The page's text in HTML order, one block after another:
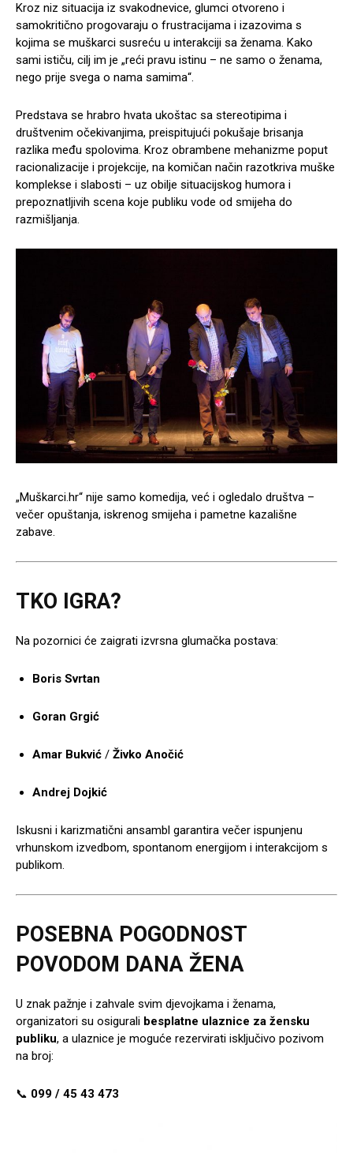
Kroz niz situacija iz svakodnevice, glumci otvoreno i
samokritično progovaraju o frustracijama i izazovima s
kojima se muškarci susreću u interakciji sa ženama. Kako
sami ističu, cilj im je „reći pravu istinu – ne samo o ženama,
nego prije svega o nama samima“.
Predstava se hrabro hvata ukoštac sa stereotipima i
društvenim očekivanjima, preispitujući pokušaje brisanja
razlika među spolovima. Kroz obrambene mehanizme poput
racionalizacije i projekcije, na komičan način razotkriva muške
komplekse i slabosti – uz obilje situacijskog humora i
prepoznatljivih scena koje publiku vode od smijeha do
razmišljanja.
„Muškarci.hr“ nije samo komedija, već i ogledalo društva –
večer opuštanja, iskrenog smijeha i pametne kazališne
zabave.
TKO IGRA?
Na pozornici će zaigrati izvrsna glumačka postava:
Boris Svrtan
Goran Grgić
Amar Bukvić / Živko Anočić
Andrej Dojkić
Iskusni i karizmatični ansambl garantira večer ispunjenu
vrhunskom izvedbom, spontanom energijom i interakcijom s
publikom.
POSEBNA POGODNOST
POVODOM DANA ŽENA
U znak pažnje i zahvale svim djevojkama i ženama,
organizatori su osigurali besplatne ulaznice za žensku
publiku, a ulaznice je moguće rezervirati isključivo pozivom
na broj:
📞 099 / 45 43 473